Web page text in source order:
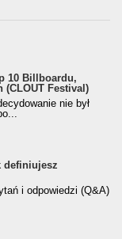
10 Billboardu,
(CLOUT Festival)
nie był
definiujesz
i odpowiedzi (Q&A)